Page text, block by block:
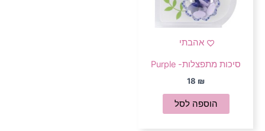
אהבתי
סיכות מתפצלות- Purple
18 ₪
הוספה לסל